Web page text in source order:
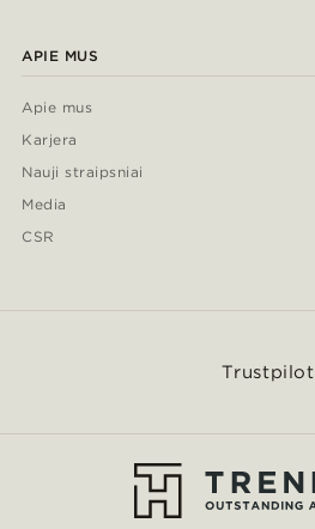
APIE MUS
Apie mus
Karjera
Nauji straipsniai
Media
CSR
Trustpilot